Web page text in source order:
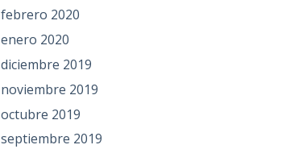
febrero 2020
enero 2020
diciembre 2019
noviembre 2019
octubre 2019
septiembre 2019